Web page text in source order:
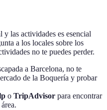
las actividades es esencial
a los locales sobre los
no te puedes perder.
a Barcelona, no te
de la Boquería y probar
o TripAdvisor para encontrar